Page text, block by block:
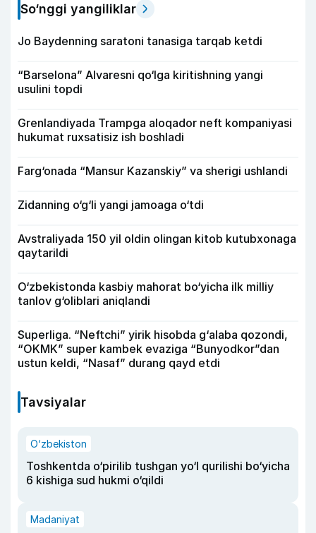
So‘nggi yangiliklar
Jo Baydenning saratoni tanasiga tarqab ketdi
“Barselona” Alvaresni qo‘lga kiritishning yangi
usulini topdi
Grenlandiyada Trampga aloqador neft kompaniyasi
hukumat ruxsatisiz ish boshladi
Farg‘onada “Mansur Kazanskiy” va sherigi ushlandi
Zidanning o‘g‘li yangi jamoaga o‘tdi
Avstraliyada 150 yil oldin olingan kitob kutubxonaga
qaytarildi
O‘zbekistonda kasbiy mahorat bo‘yicha ilk milliy
tanlov g‘oliblari aniqlandi
Superliga. “Neftchi” yirik hisobda g‘alaba qozondi,
“OKMK” super kambek evaziga “Bunyodkor”dan
ustun keldi, “Nasaf” durang qayd etdi
Tavsiyalar
O‘zbekiston
Toshkentda o‘pirilib tushgan yo‘l qurilishi bo‘yicha
6 kishiga sud hukmi o‘qildi
Madaniyat